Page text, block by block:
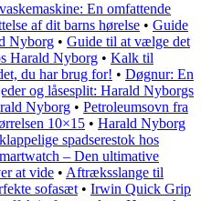
En omfattende
af dit barns hørelse • Guide
Nyborg • Guide til at vælge det
Harald Nyborg • Kalk til
du har brug for! • Døgnur: En
og låsesplit: Harald Nyborgs
Nyborg • Petroleumsovn fra
10×15 • Harald Nyborg
spadserestok hos
– Den ultimative
at vide • Aftræksslange til
sofasæt • Irwin Quick Grip